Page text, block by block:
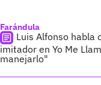
Farándula
Luis Alfonso habla
imitador en Yo Me
manejarlo"